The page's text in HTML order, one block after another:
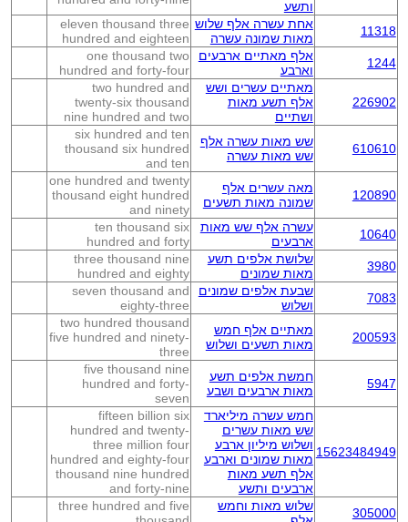
ותשע
11318
אחת עשרה אלף שלוש
מאות שמונה עשרה
eleven thousand three
hundred and eighteen
1244
אלף מאתיים ארבעים
וארבע
one thousand two
hundred and forty-four
226902
מאתיים עשרים ושש
אלף תשע מאות
ושתיים
two hundred and
twenty-six thousand
nine hundred and two
610610
שש מאות עשרה אלף
שש מאות עשרה
six hundred and ten
thousand six hundred
and ten
120890
מאה עשרים אלף
שמונה מאות תשעים
one hundred and twenty
thousand eight hundred
and ninety
10640
עשרה אלף שש מאות
ארבעים
ten thousand six
hundred and forty
3980
שלושת אלפים תשע
מאות שמונים
three thousand nine
hundred and eighty
7083
שבעת אלפים שמונים
ושלוש
seven thousand and
eighty-three
200593
מאתיים אלף חמש
מאות תשעים ושלוש
two hundred thousand
five hundred and ninety-
three
5947
חמשת אלפים תשע
מאות ארבעים ושבע
five thousand nine
hundred and forty-
seven
15623484949
חמש עשרה מיליארד
שש מאות עשרים
ושלוש מיליון ארבע
מאות שמונים וארבע
אלף תשע מאות
ארבעים ותשע
fifteen billion six
hundred and twenty-
three million four
hundred and eighty-four
thousand nine hundred
and forty-nine
305000
שלוש מאות וחמש
three hundred and five